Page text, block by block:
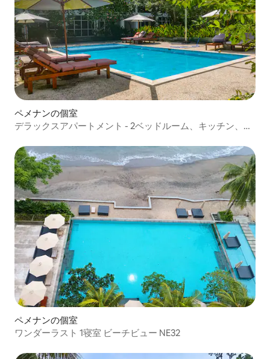
ペメナンの個室
デラックスアパートメント - 2ベッドルーム、キッチン、プ
ペメナンの個室
ワンダーラスト 1寝室 ビーチビュー NE32